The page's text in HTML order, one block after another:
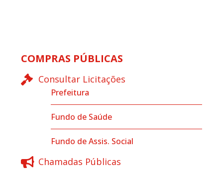
COMPRAS PÚBLICAS
Consultar Licitações
Prefeitura
Fundo de Saúde
Fundo de Assis. Social
Chamadas Públicas